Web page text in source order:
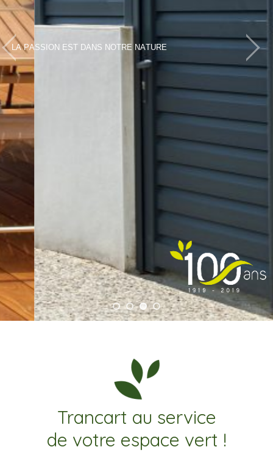
LA PASS ON ES DAN S N OT RE NAT URE
Trancart au service
de votre espace vert !